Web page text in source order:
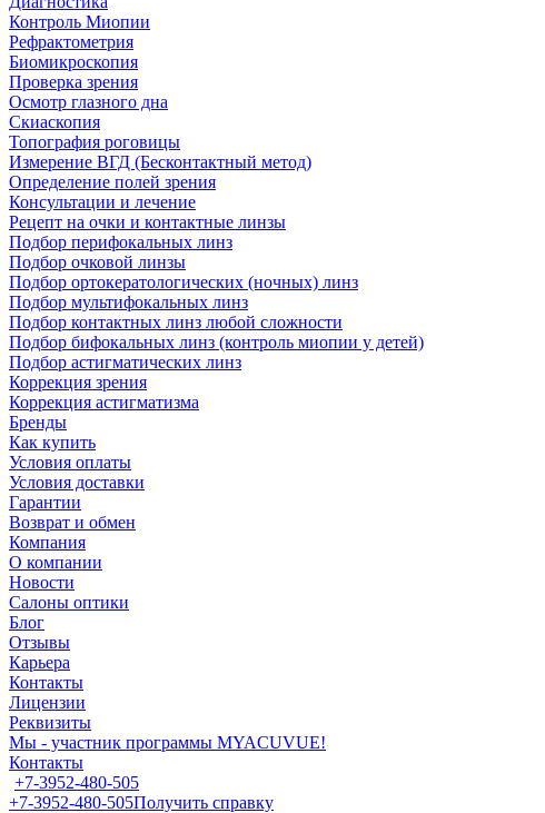
Контроль Миопии
Рефрактометрия
Биомикроскопия
Проверка зрения
Осмотр глазного дна
Скиаскопия
Топография роговицы
Измерение ВГД (Бесконтактный метод)
Определение полей зрения
Консультации и лечение
Рецепт на очки и контактные линзы
Подбор перифокальных линз
Подбор очковой линзы
Подбор ортокератологических (ночных) линз
Подбор мультифокальных линз
Подбор контактных линз любой сложности
Подбор бифокальных линз (контроль миопии у детей)
Подбор астигматических линз
Коррекция зрения
Коррекция астигматизма
Бренды
Как купить
Условия оплаты
Условия доставки
Гарантии
Возврат и обмен
Компания
О компании
Новости
Салоны оптики
Блог
Отзывы
Карьера
Контакты
Лицензии
Реквизиты
Мы - участник программы MYACUVUE!
Контакты
+7-3952-480-505
+7-3952-480-505Получить справку